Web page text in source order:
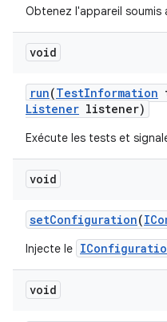
Obtenez l'appareil soumis
void
run(TestInformation
Listener listener)
Exécute les tests et
void
setConfiguration(
Injecte le
void